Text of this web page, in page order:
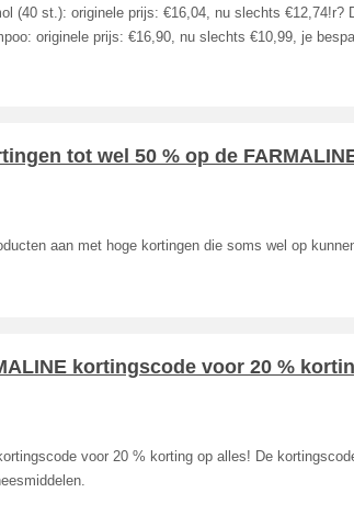
(40 st.): originele prijs: €16,04, nu slechts €12,74!r?
originele prijs: €16,90, nu slechts €10,99, je
tot wel 50 % op de
aan met hoge kortingen die soms wel op
kortingscode voor 20 %
voor 20 % korting op alles! De